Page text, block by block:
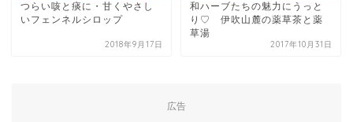
つらい咳と痰に・甘くやさし
いフェンネルシロップ
2018年9月17日
和ハーブたちの魅力にうっと
り♡ 伊吹山麓の薬草茶と薬
草湯
2017年10月31日
広告